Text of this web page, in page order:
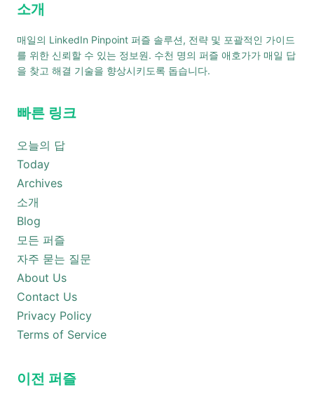
소개
매일의 LinkedIn Pinpoint 퍼즐 솔루션, 전략 및 포괄적인 가이드
를 위한 신뢰할 수 있는 정보원. 수천 명의 퍼즐 애호가가 매일 답
을 찾고 해결 기술을 향상시키도록 돕습니다.
빠른 링크
오늘의 답
Today
Archives
소개
Blog
모든 퍼즐
자주 묻는 질문
About Us
Contact Us
Privacy Policy
Terms of Service
이전 퍼즐